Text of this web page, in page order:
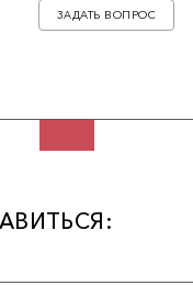
ЗАДАТЬ ВОПРОС